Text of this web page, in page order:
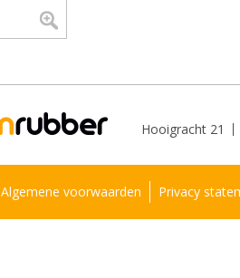
Hooigracht 21
Algemene voorwaarden Privacy